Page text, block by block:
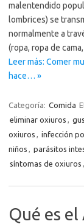
malentendido
lombrices) se
normalmente a
(ropa, ropa de
Leer más: Comer
hace… »
Categoría: Comida
eliminar oxiuros ,
oxiuros , infección
niños , parásitos
síntomas de oxiuros ,
Qué es